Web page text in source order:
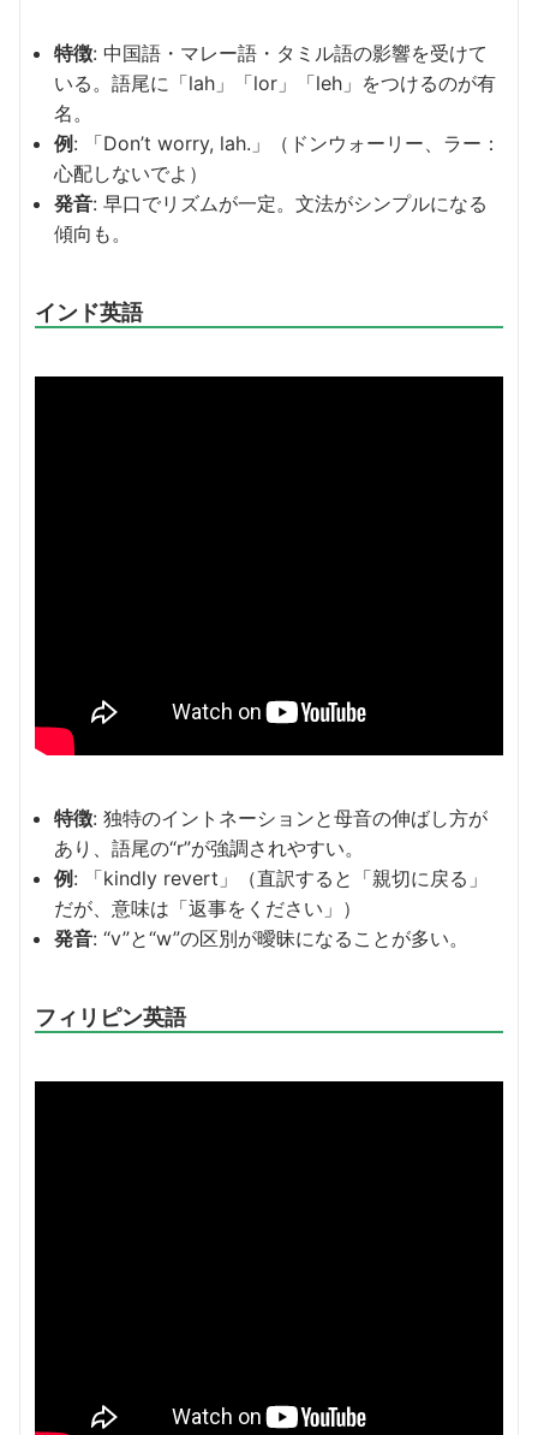
特徴: 中国語・マレー語・タミル語の影響を受けて
いる。語尾に「lah」「lor」「leh」をつけるのが有
名。
例: 「Don’t worry, lah.」（ドンウォーリー、ラー：
心配しないでよ）
発音: 早口でリズムが一定。文法がシンプルになる
傾向も。
インド英語
特徴: 独特のイントネーションと母音の伸ばし方が
あり、語尾の“r”が強調されやすい。
例: 「kindly revert」（直訳すると「親切に戻る」
だが、意味は「返事をください」）
発音: “v”と“w”の区別が曖昧になることが多い。
フィリピン英語